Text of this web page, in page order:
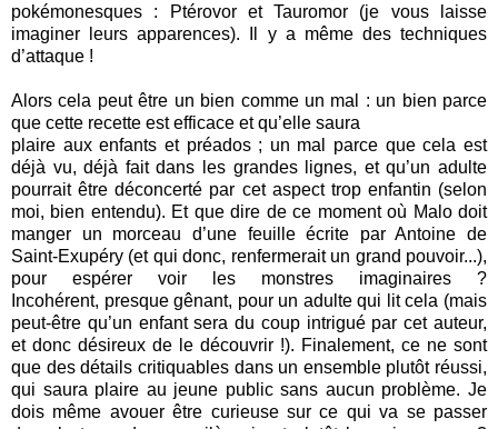
pokémonesques :
Ptérovor et Tauromor (je vous laisse
imaginer leurs apparences). Il y a même des techniques
d’attaque !
Alors cela peut être un bien comme un mal : un bien parce
que cette recette est efficace et qu’elle saura
plaire aux enfants et préados ; un mal parce que cela est
déjà vu, déjà fait dans les grandes lignes, etqu’un adulte
pourrait être déconcerté par cet aspect trop enfantin (selon
moi, bien entendu). Et que dire de ce moment où Malo doit
manger un morceau d’une feuille écrite par Antoine de
Saint-Exupéry (et quidonc, renfermerait un grand pouvoir...),
pour espérer voir les monstres imaginaires ?
Incohérent, presque gênant, pour un adulte qui lit cela (mais
peut-être qu’un enfant sera du coup intrigué par cet auteur,
et donc désireux de le découvrir !). Finalement, ce ne sont
que des détails critiquables dans un ensemble plutôt réussi,
qui saura plaire au jeune public sans aucun problème. Je
dois même avouer être curieuse sur ce qui va se passer